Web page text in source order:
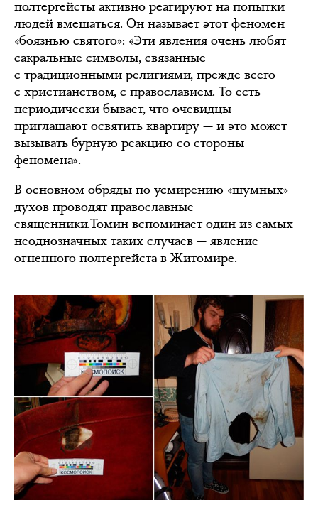
полтергейсты активно реагируют на попытки
людей вмешаться. Он называет этот феномен
«боязнью святого»: «Эти явления очень любят
сакральные символы, связанные
с традиционными религиями, прежде всего
с христианством, с православием. То есть
периодически бывает, что очевидцы
приглашают освятить квартиру — и это может
вызывать бурную реакцию со стороны
феномена».
В основном обряды по усмирению «шумных»
духов проводят православные
священники.Томин вспоминает один из самых
неоднозначных таких случаев — явление
огненного полтергейста в Житомире.